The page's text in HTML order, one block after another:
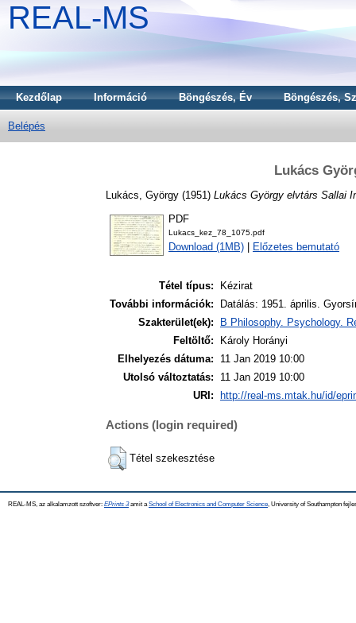
REAL-MS
Kezdőlap Információ Böngészés, Év Böngészés,
Belépés
Lukács
Lukács, György (1951) Lukács György elvtárs Sallai
PDF
Lukacs_kez_78_1075.pdf
Download (1MB) Előzetes bemutató
Tétel típus:
Kézirat
További információk:
Datálás: 1951. április.
Szakterület(ek):
B Philosophy. Psychology.
Feltöltő:
Károly Horányi
Elhelyezés dátuma:
11 Jan 2019 10:00
Utolsó változtatás:
11 Jan 2019 10:00
URI:
http://real-ms.mtak.hu/id/
Actions (login required)
Tétel szekesztése
REAL-MS, az alkalamzott szoftver: EPrints 3amit a School of Electronics and Computer Science , University of Southampton